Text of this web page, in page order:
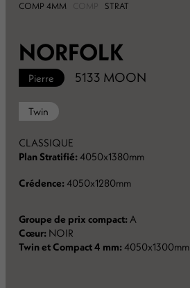
NORFOLK
Pierre 5133 MOON
Twin
CLASSIQUE
Plan Stratifié:4050x1380mm
Crédence:4050x1280mm
Groupe de prix compact:A
Cœur: NOIR
Twin et Compact 4 mm:4050x1300mm
COMP 4MM STRAT